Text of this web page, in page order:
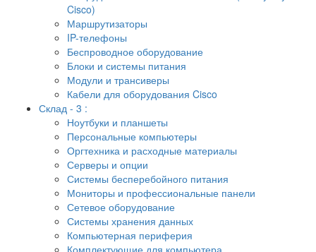
Cisco)
Маршрутизаторы
IP-телефоны
Беспроводное оборудование
Блоки и системы питания
Модули и трансиверы
Кабели для оборудования Cisco
Склад - 3 :
Ноутбуки и планшеты
Персональные компьютеры
Оргтехника и расходные материалы
Серверы и опции
Системы бесперебойного питания
Мониторы и профессиональные панели
Сетевое оборудование
Системы хранения данных
Компьютерная периферия
Комплектующие для компьютера